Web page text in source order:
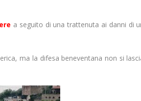
a seguito di una trattenuta ai danni di
ma la difesa beneventana non si